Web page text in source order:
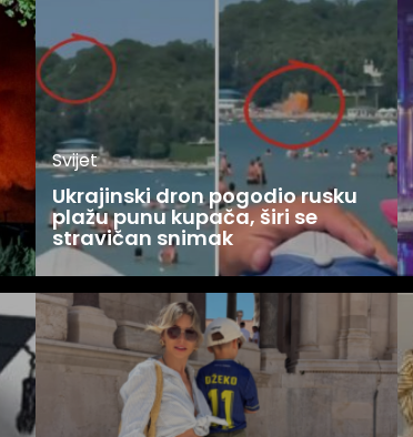
Svijet
Ukrajinski dron pogodio rusku
plažu punu kupača, širi se
stravičan snimak